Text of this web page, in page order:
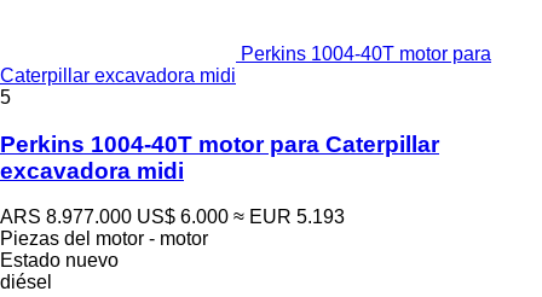
Perkins 1004-40T motor para
Caterpillar excavadora midi
5
Perkins 1004-40T motor para Caterpillar
excavadora midi
ARS 8.977.000 US$ 6.000 ≈ EUR 5.193
Piezas del motor - motor
Estado nuevo
diésel